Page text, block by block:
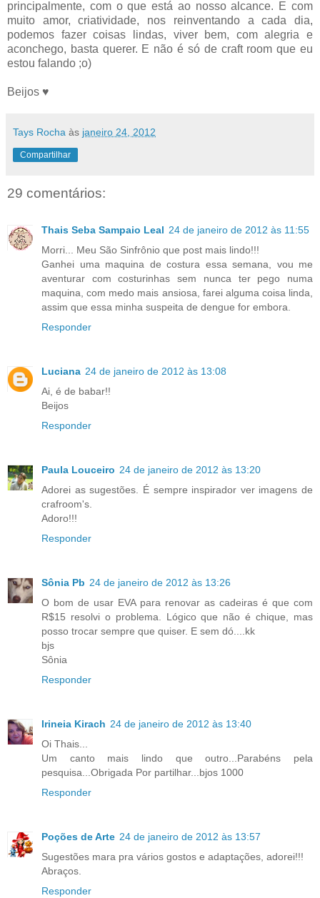
principalmente, com o que está ao nosso alcance. E com
muito amor, criatividade, nos reinventando a cada dia,
podemos fazer coisas lindas, viver bem, com alegria e
aconchego, basta querer. E não é só de craft room que eu
estou falando ;o)
Beijos ♥
Tays Rocha às janeiro 24, 2012
Compartilhar
29 comentários:
Thais Seba Sampaio Leal 24 de janeiro de 2012 às 11:55
Morri... Meu São Sinfrônio que post mais lindo!!!
Ganhei uma maquina de costura essa semana, vou me
aventurar com costurinhas sem nunca ter pego numa
maquina, com medo mais ansiosa, farei alguma coisa linda,
assim que essa minha suspeita de dengue for embora.
Responder
Luciana 24 de janeiro de 2012 às 13:08
Ai, é de babar!!
Beijos
Responder
Paula Louceiro 24 de janeiro de 2012 às 13:20
Adorei as sugestões. É sempre inspirador ver imagens de
crafroom's.
Adoro!!!
Responder
Sônia Pb 24 de janeiro de 2012 às 13:26
O bom de usar EVA para renovar as cadeiras é que com
R$15 resolvi o problema. Lógico que não é chique, mas
posso trocar sempre que quiser. E sem dó....kk
bjs
Sônia
Responder
Irineia Kirach 24 de janeiro de 2012 às 13:40
Oi Thais...
Um canto mais lindo que outro...Parabéns pela
pesquisa...Obrigada Por partilhar...bjos 1000
Responder
Poções de Arte 24 de janeiro de 2012 às 13:57
Sugestões mara pra vários gostos e adaptações, adorei!!!
Abraços.
Responder